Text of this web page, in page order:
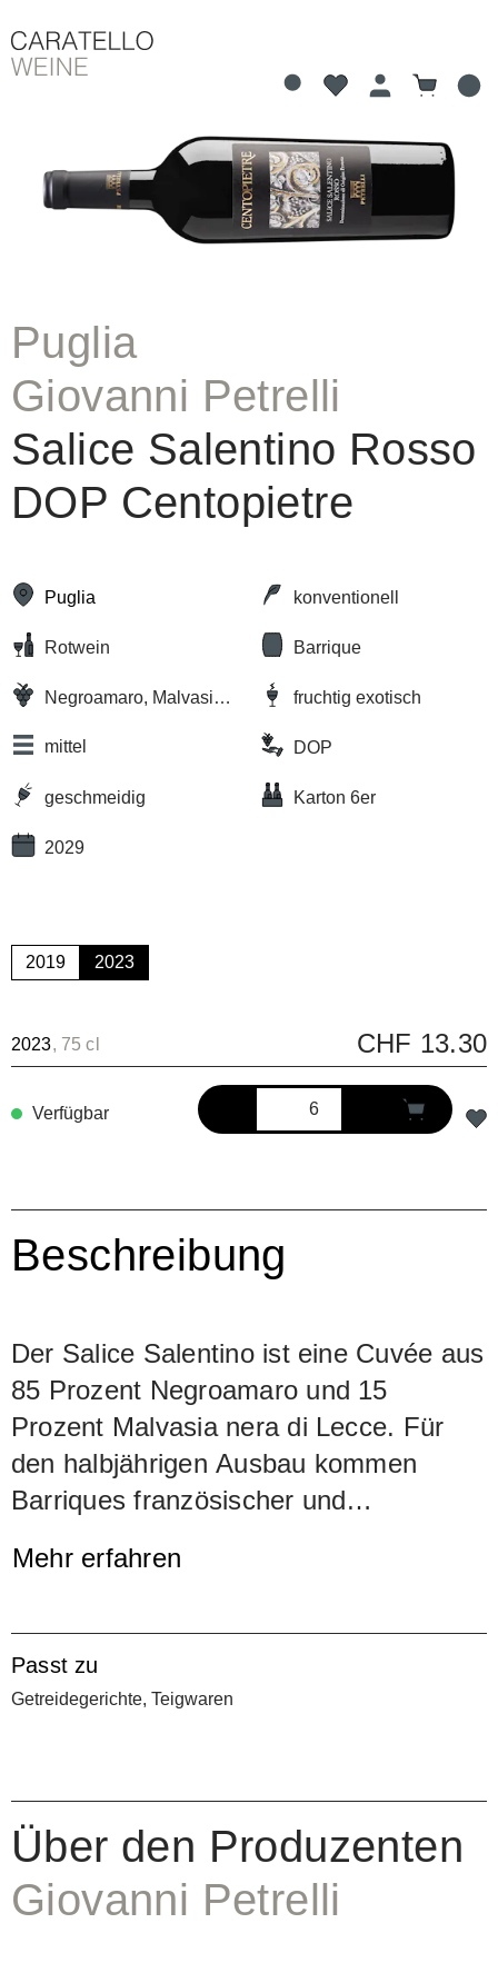
Bildergalerie überspringen
Puglia
Giovanni Petrelli
Salice Salentino Rosso
DOP Centopietre
Puglia konventionell
Rotwein Barrique
Negroamaro, Malvasia
fruchtig exotisch
mittel DOP
geschmeidig Karton 6er
2029
2019 2023
2023, 75 cl CHF 13.30
Verfügbar
Beschreibung
Der Salice Salentino ist eine Cuvée aus
85 Prozent Negroamaro und 15
Prozent Malvasia nera di Lecce. Für
den halbjährigen Ausbau kommen
Barriques französischer und
Der Rote erinnert an reife Kirschen,
Mehr erfahren
Passt zu
Getreidegerichte, Teigwaren
Über den Produzenten
Giovanni Petrelli